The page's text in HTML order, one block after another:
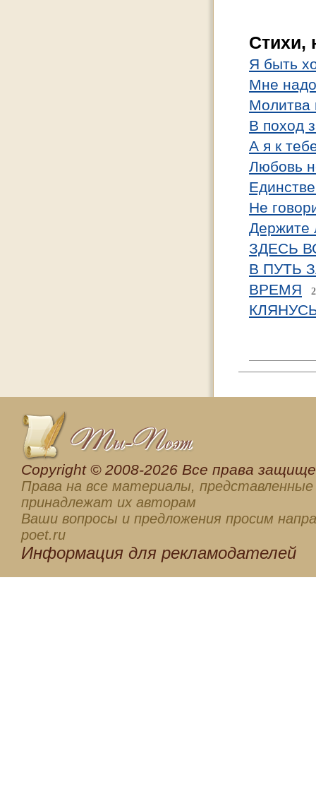
Стихи,
Я быть
Мне
Молитва
В поход
А я к
Любовь
Не
Держите
ЗДЕСЬ
В ПУТЬ
ВРЕМЯ
Сopyright © 2008-2026 Все права
Права на все материалы, представленные
принадлежат их авторам
Ваши вопросы и предложения просим
poet.ru
Информация для рекламодателей